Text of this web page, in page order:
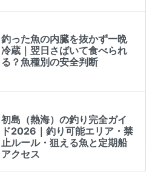
釣った魚の内臓を抜かず一晩
冷蔵｜翌日さばいて食べられ
る？魚種別の安全判断
初島（熱海）の釣り完全ガイ
ド2026｜釣り可能エリア・禁
止ルール・狙える魚と定期船
アクセス